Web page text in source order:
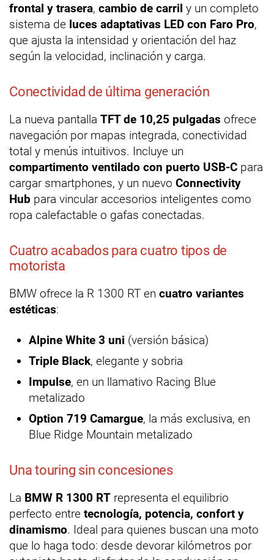
frontal y trasera, cambio de carril y un completo
sistema de luces adaptativas LED con Faro Pro,
que ajusta la intensidad y orientación del haz
según la velocidad, inclinación y carga.
Conectividad de última generación
La nueva pantalla TFT de 10,25 pulgadas ofrece
navegación por mapas integrada, conectividad
total y menús intuitivos. Incluye un
compartimento ventilado con puerto USB-C para
cargar smartphones, y un nuevo Connectivity
Hub para vincular accesorios inteligentes como
ropa calefactable o gafas conectadas.
Cuatro acabados para cuatro tipos de
motorista
BMW ofrece la R 1300 RT en cuatro variantes
estéticas:
Alpine White 3 uni (versión básica)
Triple Black, elegante y sobria
Impulse, en un llamativo Racing Blue
metalizado
Option 719 Camargue, la más exclusiva, en
Blue Ridge Mountain metalizado
Una touring sin concesiones
La BMW R 1300 RT representa el equilibrio
perfecto entre tecnología, potencia, confort y
dinamismo. Ideal para quienes buscan una moto
que lo haga todo: desde devorar kilómetros por